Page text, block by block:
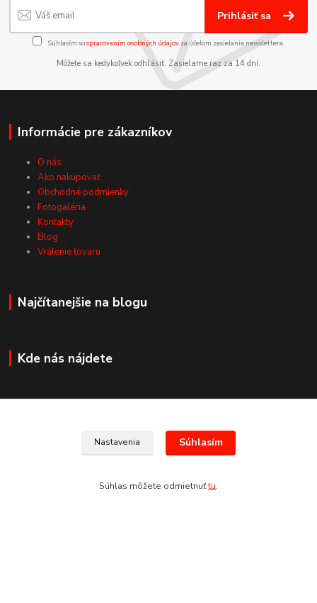
Prihlásiť sa
Súhlasím sospracovaním osobných údajov za účelom zasielania newslettera.
Môžete sa kedykoľvek odhlásiť. Zasielame raz za 14 dní.
Informácie pre zákazníkov
O nás
Ako nakupovať
Obchodné podmienky
Fotogaléria
Kontakty
Blog
Vrátenie tovaru
Najčítanejšie na blogu
Kde nás nájdete
(Po-Pia, 8:30-17:30 hod.)
Nastavenia Súhlasím
Súhlas môžete odmietnuťtu.